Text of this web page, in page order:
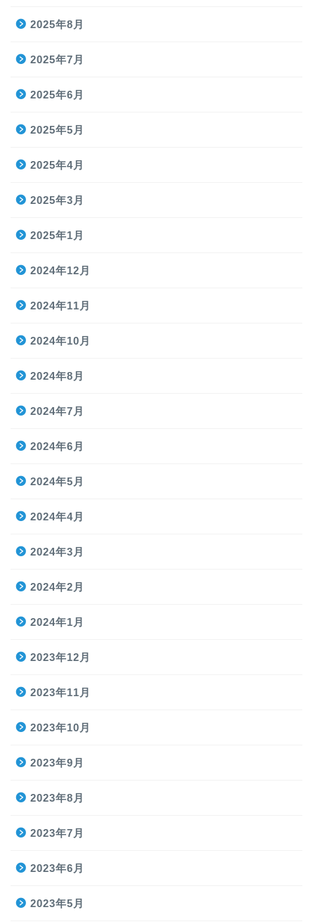
2025年8月
2025年7月
2025年6月
2025年5月
2025年4月
2025年3月
2025年1月
2024年12月
2024年11月
2024年10月
2024年8月
2024年7月
2024年6月
2024年5月
2024年4月
2024年3月
2024年2月
2024年1月
2023年12月
2023年11月
2023年10月
2023年9月
2023年8月
2023年7月
2023年6月
2023年5月